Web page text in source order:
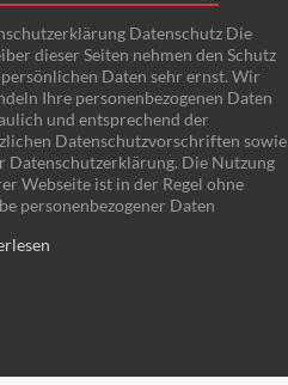
Datenschutz Die
dieser Seiten nehmen den Schutz
Daten sehr ernst. Wir
Ihre personenbezogenen Daten
und entsprechend der
Datenschutzvorschriften sowie
Datenschutzerklärung. Die Nutzung
Webseite ist in der Regel ohne
personenbezogener Daten